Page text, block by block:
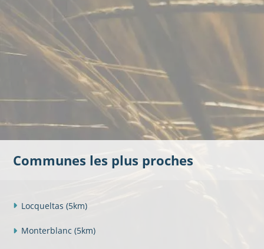
Communes les plus proches
Locqueltas (5km)
Monterblanc (5km)